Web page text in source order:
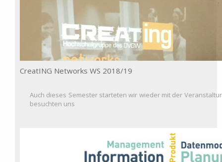
CreatING Networks WS 2018/19
Auch dieses Semester starteten wir wieder mit der
besuchten uns